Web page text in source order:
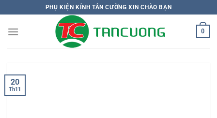
qua
nội
PHỤ KIỆN KÍNH TÂN CƯỜNG XIN CHÀO BẠN
0
20
Th11